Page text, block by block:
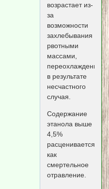
возрастает из-
за
возможности
захлебывания
рвотными
массами,
переохлаждения,
в результате
несчастного
случая.
Содержание
этанола выше
4,5%
расценивается
как
смертельное
отравление.